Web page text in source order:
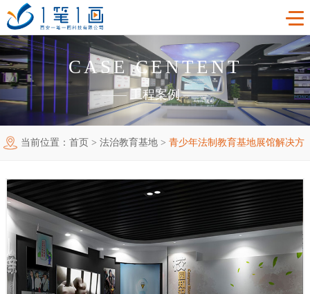
首页
工程案例
主题多媒体展厅
廉政警示展厅
法治教育基地
禁毒教育基地
红色党建教育基地
产品中心
VR虚拟现实
AR增强现实
触控一体机
创新展项
新闻中心
公司新闻
展厅资讯
常见问题
关于我们
企业简介
企业文化
加入我们
合作代理
联系我们
CASE CENTENT
—— 工程案例 ——
当前位置： 首页 > 法治教育基地 > 青少年法制教育基地展馆解决方
案